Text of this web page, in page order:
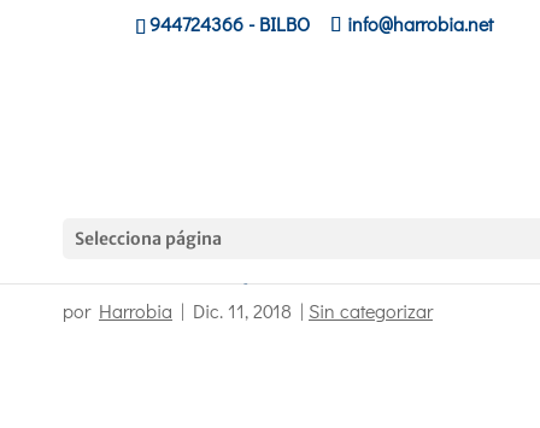
944724366- BILBO info@harrobia.net
Selecciona página
por Harrobia | Dic. 11, 2018 | Sin categorizar